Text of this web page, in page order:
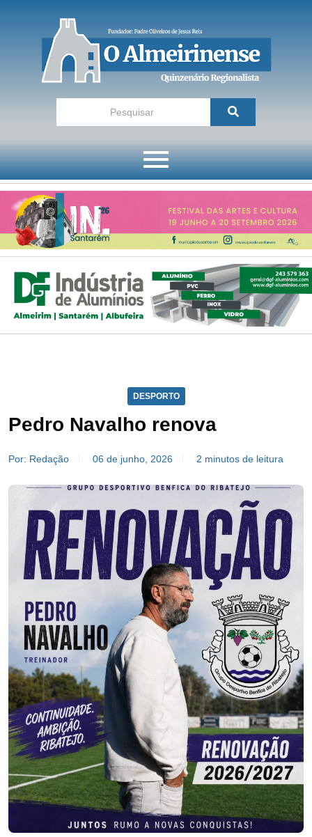
DESPORTO
Pedro Navalho renova
Por: Redação 06 de junho, 2026 2 minutos de leitura